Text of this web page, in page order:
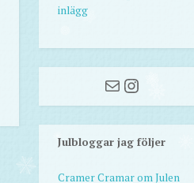
inlägg
MailInstagram
Julbloggar jag följer
Cramer Cramar om Julen